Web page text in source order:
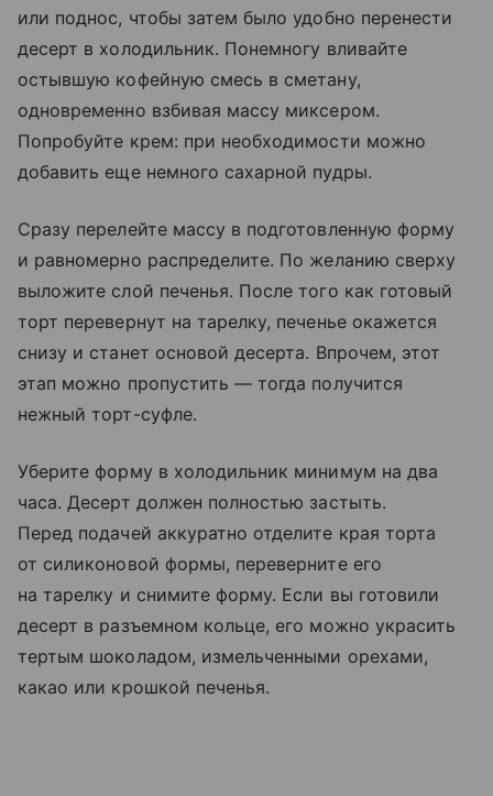
или поднос, чтобы затем было удобно перенести
десерт в холодильник. Понемногу вливайте
остывшую кофейную смесь в сметану,
одновременно взбивая массу миксером.
Попробуйте крем: при необходимости можно
добавить еще немного сахарной пудры.
Сразу перелейте массу в подготовленную форму
и равномерно распределите. По желанию сверху
выложите слой печенья. После того как готовый
торт перевернут на тарелку, печенье окажется
снизу и станет основой десерта. Впрочем, этот
этап можно пропустить — тогда получится
нежный торт-суфле.
Уберите форму в холодильник минимум на два
часа. Десерт должен полностью застыть.
Перед подачей аккуратно отделите края торта
от силиконовой формы, переверните его
на тарелку и снимите форму. Если вы готовили
десерт в разъемном кольце, его можно украсить
тертым шоколадом, измельченными орехами,
какао или крошкой печенья.